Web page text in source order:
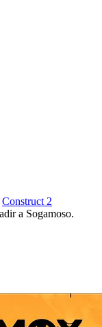
Construct 2
a Sogamoso.